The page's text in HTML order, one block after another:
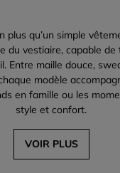
plus qu’un simple
du vestiaire, capable
Entre maille douce,
modèle
en famille ou les
style et confort.
VOIR PLUS